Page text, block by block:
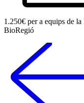
1.250€ per a equips de
BioRegió